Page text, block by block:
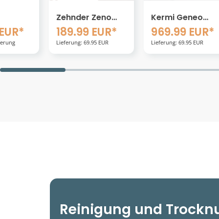
05
mit
EUR
Kermi Geneo
quadris-E
Badheizkörper
44,7 x 3,2 x 81,4
cm inkl. Elektro-
969.99 EUR*
Lieferung: 69.95 EUR
Hanselifter
Deichselstapler
Easy-DH1233
Hubhöhe
3300mm
3419.65 EUR*
Kostenlose Lieferung
Reinigung und